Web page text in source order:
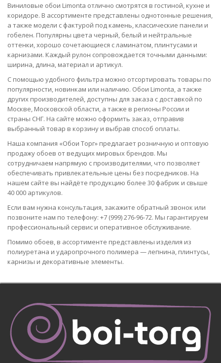
Виниловые обои Limonta отлично смотрятся в гостиной, кухне и
коридоре. В ассортименте представлены однотонные решения,
а также модели с фактурой под камень, классические панели и
гобелен. Популярны цвета черный, белый и нейтральные
оттенки, хорошо сочетающиеся с ламинатом, плинтусами и
карнизами. Каждый рулон сопровождается точными данными:
ширина, длина, материал и артикул.
С помощью удобного фильтра можно отсортировать товары по
популярности, новинкам или наличию. Обои Limonta, а также
других производителей, доступны для заказа с доставкой по
Москве, Московской области, а также в регионы России и
страны СНГ. На сайте можно оформить заказ, отправив
выбранный товар в корзину и выбрав способ оплаты.
Наша компания «Обои Торг» предлагает розничную и оптовую
продажу обоев от ведущих мировых брендов. Мы
сотрудничаем напрямую с производителями, что позволяет
обеспечивать привлекательные цены без посредников. На
нашем сайте вы найдёте продукцию более 30 фабрик и свыше
40 000 артикулов.
Если вам нужна консультация, закажите обратный звонок или
позвоните нам по телефону: +7 (999) 276-96-72. Мы гарантируем
профессиональный сервис и оперативное обслуживание.
Помимо обоев, в ассортименте представлены изделия из
полиуретана и ударопрочного полимера — лепнина, плинтусы,
карнизы и декоративные элементы.